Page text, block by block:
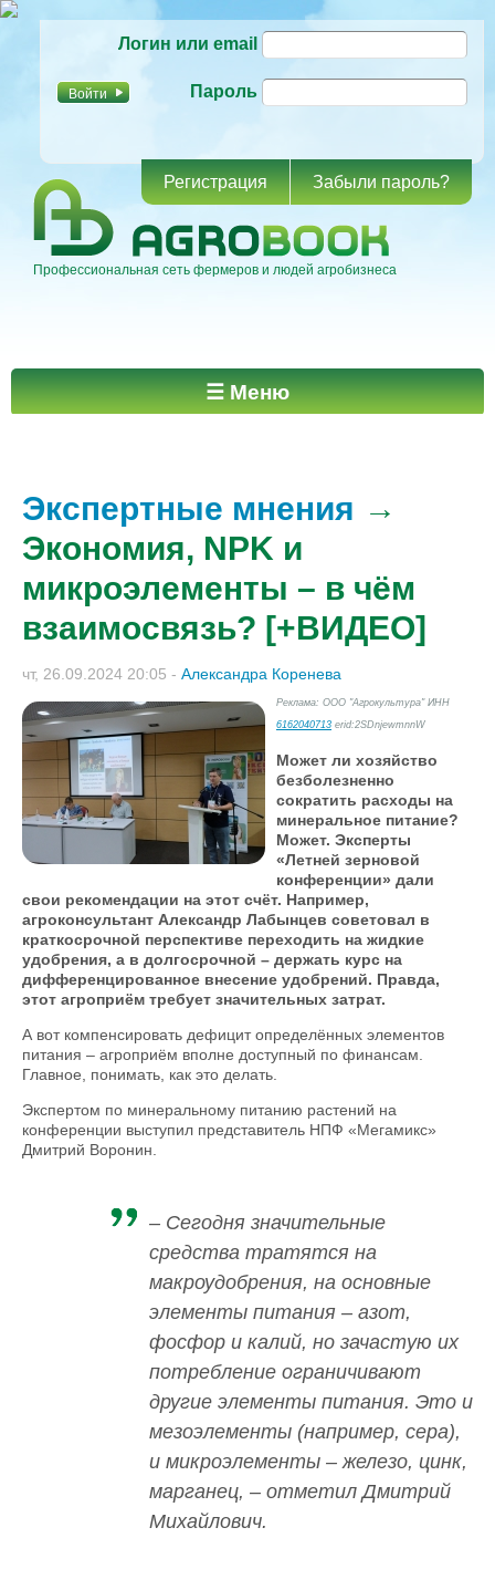
основному
Логин или email
Пароль
Регистрация Забыли пароль?
Профессиональная сеть фермеров и людей агробизнеса
Главное меню ☰ Меню
Экспертные мнения →
Экономия, NPK и
микроэлементы – в чём
взаимосвязь? [+ВИДЕО]
чт, 26.09.2024 20:05 - Александра Коренева
Реклама: ООО "Агрокультура" ИНН
6162040713 erid:2SDnjewmnnW
Может ли хозяйство
безболезненно
сократить расходы на
минеральное питание?
Может. Эксперты
«Летней зерновой
конференции» дали
свои рекомендации на этот счёт. Например,
агроконсультант Александр Лабынцев советовал в
краткосрочной перспективе переходить на жидкие
удобрения, а в долгосрочной – держать курс на
дифференцированное внесение удобрений. Правда,
этот агроприём требует значительных затрат.
А вот компенсировать дефицит определённых элементов
питания – агроприём вполне доступный по финансам.
Главное, понимать, как это делать.
Экспертом по минеральному питанию растений на
конференции выступил представитель НПФ «Мегамикс»
Дмитрий Воронин.
– Сегодня значительные
средства тратятся на
макроудобрения, на основные
элементы питания – азот,
фосфор и калий, но зачастую их
потребление ограничивают
другие элементы питания. Это и
мезоэлементы (например, сера),
и микроэлементы – железо, цинк,
марганец, – отметил Дмитрий
Михайлович.